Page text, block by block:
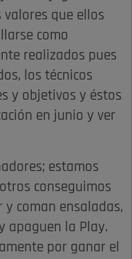
valores que ellos
como
realizados pues
los técnicos
y objetivos y éstos
en junio y ver
estamos
conseguimos
coman ensaladas,
apaguen la Play.
por ganar el